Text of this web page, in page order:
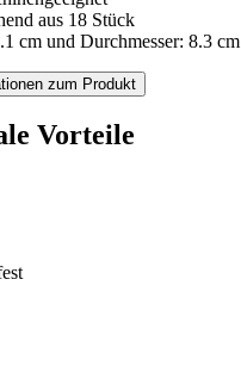
aus 18 Stück
cm und Durchmesser: 8.3 cm
zum Produkt
Vorteile